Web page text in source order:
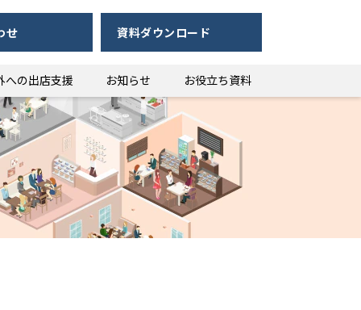
せ 資料ダウンロード
への出店支援 お知らせ お役立ち資料